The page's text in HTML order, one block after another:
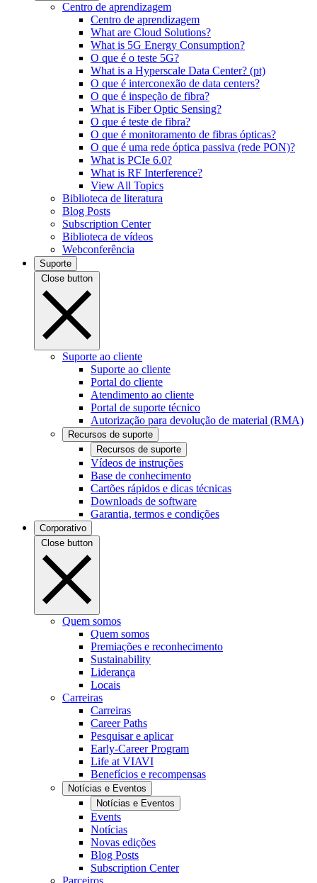
Centro de aprendizagem
Centro de aprendizagem
What are Cloud Solutions?
What is 5G Energy Consumption?
O que é o teste 5G?
What is a Hyperscale Data Center? (pt)
O que é interconexão de data centers?
O que é inspeção de fibra?
What is Fiber Optic Sensing?
O que é teste de fibra?
O que é monitoramento de fibras ópticas?
O que é uma rede óptica passiva (rede PON)?
What is PCIe 6.0?
What is RF Interference?
View All Topics
Biblioteca de literatura
Blog Posts
Subscription Center
Biblioteca de vídeos
Webconferência
Suporte
Close button
Suporte ao cliente
Suporte ao cliente
Portal do cliente
Atendimento ao cliente
Portal de suporte técnico
Autorização para devolução de material (RMA)
Recursos de suporte
Recursos de suporte
Vídeos de instruções
Base de conhecimento
Cartões rápidos e dicas técnicas
Downloads de software
Garantia, termos e condições
Corporativo
Close button
Quem somos
Quem somos
Premiações e reconhecimento
Sustainability
Liderança
Locais
Carreiras
Carreiras
Career Paths
Pesquisar e aplicar
Early-Career Program
Life at VIAVI
Benefícios e recompensas
Notícias e Eventos
Notícias e Eventos
Events
Notícias
Novas edições
Blog Posts
Subscription Center